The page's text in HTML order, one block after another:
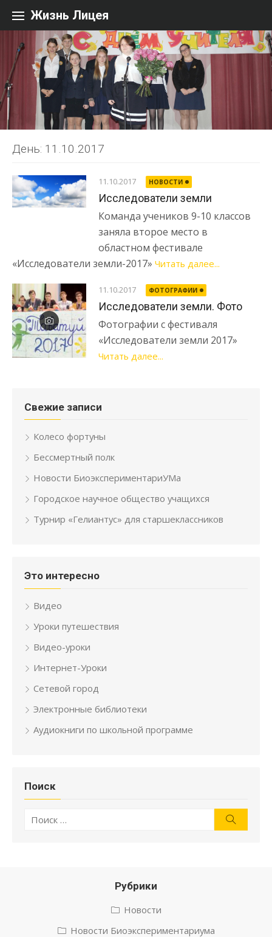
Жизнь Лицея
День: 11.10.2017
11.10.2017 НОВОСТИ
Исследователи земли
Команда учеников 9-10 классов
заняла второе место в
областном фестивале
«Исследователи земли-2017» Читать далее...
11.10.2017 ФОТОГРАФИИ
Исследователи земли. Фото
Фотографии с фестиваля
«Исследователи земли 2017»
Читать далее...
Свежие записи
Колесо фортуны
Бессмертный полк
Новости БиоэкспериментариУМа
Городское научное общество учащихся
Турнир «Гелиантус» для старшеклассников
Это интересно
Видео
Уроки путешествия
Видео-уроки
Интернет-Уроки
Сетевой город
Электронные библиотеки
Аудиокниги по школьной программе
Поиск
Рубрики
Новости
Новости Биоэкспериментариума